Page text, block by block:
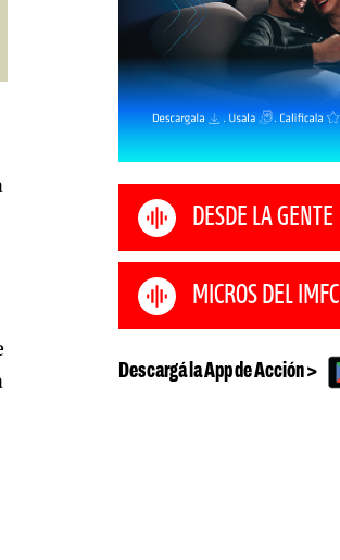
DESDE LA GENTE
MICROS DEL IMFC
Descargá la App de Acción >